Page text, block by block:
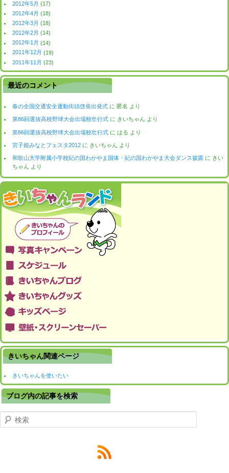
2012年5月 (17)
2012年4月 (18)
2012年3月 (18)
2012年2月 (14)
2012年1月 (14)
2011年12月 (19)
2011年11月 (23)
最近のコメント
春の全国交通安全運動街頭啓発出発式 に匿名 より
第86回選抜高校野球大会出場校壮行式 に きいちゃん より
第86回選抜高校野球大会出場校壮行式 にはる より
宮子姫みなとフェスタ2012 に きいちゃん より
和歌山大学附属小学校紀の国わかやま国体・紀の国わかやま大会ダンス披露 に きい
ちゃん より
きいちゃん関連ページ
きいちゃんを使いたい
ブログ内の記事を検索
検索